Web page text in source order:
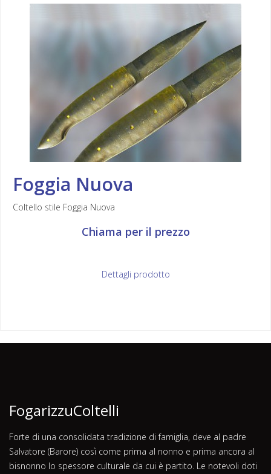
Foggia Nuova
Coltello stile Foggia Nuova
Chiama per il prezzo
Dettagli prodotto
FogarizzuColtelli
Forte di una consolidata tradizione di famiglia, deve al padre
Salvatore (Barore) così come prima al nonno e prima ancora al
bisnonno lo spessore culturale da cui è partito. Le notevoli doti